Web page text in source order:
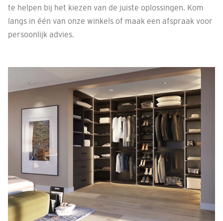
te helpen bij het kiezen van de juiste oplossingen. Kom
langs in één van onze winkels of maak een afspraak voor
persoonlijk advies.